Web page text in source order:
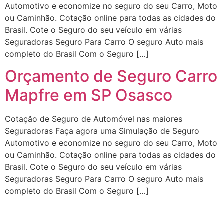
Automotivo e economize no seguro do seu Carro, Moto
ou Caminhão. Cotação online para todas as cidades do
Brasil. Cote o Seguro do seu veículo em várias
Seguradoras Seguro Para Carro O seguro Auto mais
completo do Brasil Com o Seguro […]
Orçamento de Seguro Carro
Mapfre em SP Osasco
Cotação de Seguro de Automóvel nas maiores
Seguradoras Faça agora uma Simulação de Seguro
Automotivo e economize no seguro do seu Carro, Moto
ou Caminhão. Cotação online para todas as cidades do
Brasil. Cote o Seguro do seu veículo em várias
Seguradoras Seguro Para Carro O seguro Auto mais
completo do Brasil Com o Seguro […]